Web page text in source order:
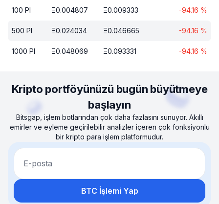
100 PI Ξ0.004807 Ξ0.009333 -94.16 %
500 PI Ξ0.024034 Ξ0.046665 -94.16 %
1000 PI Ξ0.048069 Ξ0.093331 -94.16 %
Kripto portföyünüzü bugün büyütmeye
başlayın
Bitsgap, işlem botlarından çok daha fazlasını sunuyor. Akıllı
emirler ve eyleme geçirilebilir analizler içeren çok fonksiyonlu
bir kripto para işlem platformudur.
E-posta
BTC İşlemi Yap